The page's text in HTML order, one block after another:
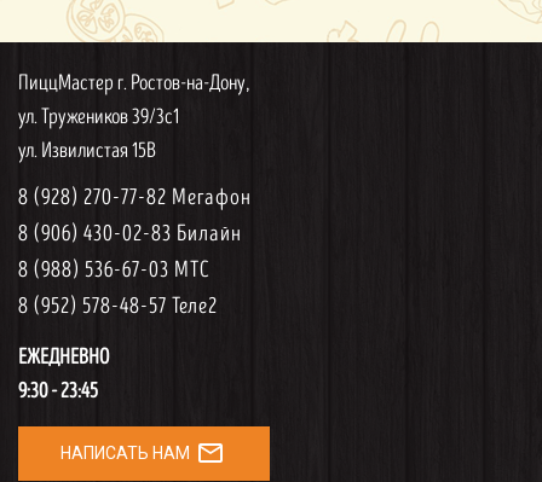
ПиццМастер г. Ростов-на-Дону,
ул. Тружеников 39/3с1
ул. Извилистая 15В
8 (928) 270-77-82 Мегафон
8 (906) 430-02-83 Билайн
8 (988) 536-67-03 МТС
8 (952) 578-48-57 Теле2
ЕЖЕДНЕВНО
9:30 - 23:45
НАПИСАТЬ НАМ mail_outline